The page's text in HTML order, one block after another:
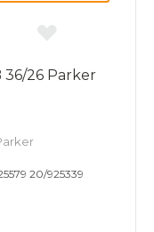
36/26 Parker
20/925339